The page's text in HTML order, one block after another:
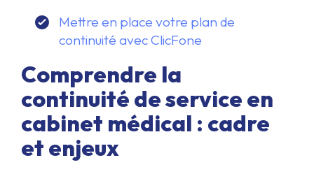
Mettre en place votre plan de
continuité avec ClicFone
Comprendre la
continuité de service en
cabinet médical : cadre
et enjeux